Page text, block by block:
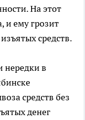
На этот
и ему грозит
средств.
нередки в
средств без
денег